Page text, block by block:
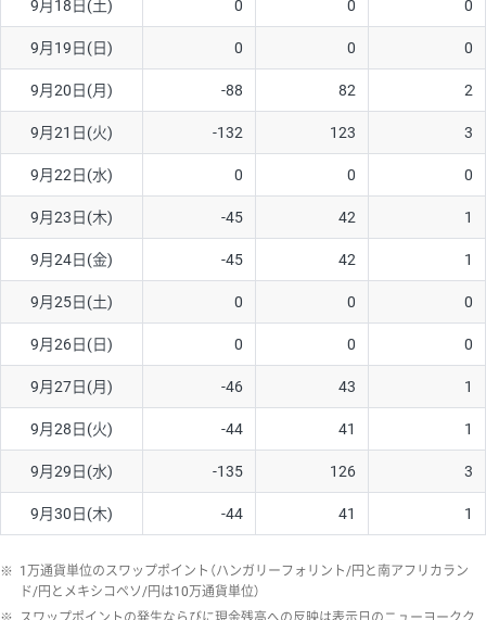
9月18日(土) 0 0 0
9月19日(日) 0 0 0
9月20日(月) -88 82 2
9月21日(火) -132 123 3
9月22日(水) 0 0 0
9月23日(木) -45 42 1
9月24日(金) -45 42 1
9月25日(土) 0 0 0
9月26日(日) 0 0 0
9月27日(月) -46 43 1
9月28日(火) -44 41 1
9月29日(水) -135 126 3
9月30日(木) -44 41 1
※ 1万通貨単位のスワップポイント（ハンガリーフォリント/円と南アフリカラン
ド/円とメキシコペソ/円は10万通貨単位）